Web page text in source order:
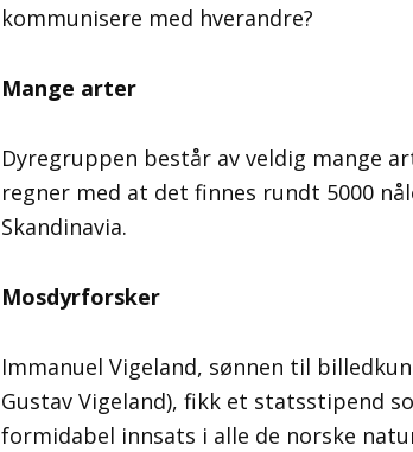
kommunisere med hverandre?
Mange arter
Dyregruppen består av veldig mange
regner med at det finnes rundt 5000
Skandinavia.
Mosdyrforsker
Immanuel Vigeland, sønnen til
Gustav Vigeland), fikk et statsstipend
formidabel innsats i alle de norske